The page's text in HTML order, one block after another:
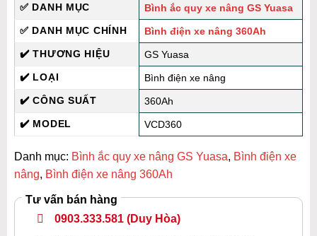
✅ DANH MỤC
Bình ắc quy xe nâng GS Yuasa
✅ DANH MỤC CHÍNH
Bình điện xe nâng 360Ah
✔️ THƯƠNG HIỆU
GS Yuasa
✔️ LOẠI
Bình điện xe nâng
✔️ CÔNG SUẤT
360Ah
✔️ MODEL
VCD360
Danh mục: Bình ắc quy xe nâng GS Yuasa, Bình điện xe
nâng, Bình điện xe nâng 360Ah
Tư vấn bán hàng
0903.333.581 (Duy Hòa)